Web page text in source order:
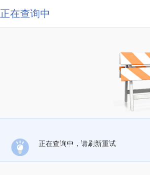
正在查询中
正在查询中，请刷新重试